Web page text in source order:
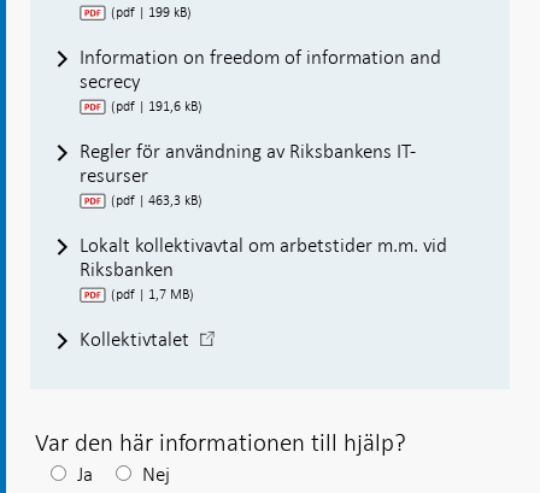
(pdf | 199 kB)
Information on freedom of information and
secrecy
(pdf | 191,6 kB)
Regler för användning av Riksbankens IT-
resurser
(pdf | 463,3 kB)
Lokalt kollektivavtal om arbetstider m.m. vid
Riksbanken
(pdf | 1,7 MB)
Kollektivtalet
flik
Var den här informationen till hjälp?
EfterJa Nej